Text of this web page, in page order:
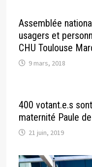
Assemblée
usagers et
CHU Toulouse
9 mars, 2018
400 votant.e.s
maternité Paule
21 juin, 2019